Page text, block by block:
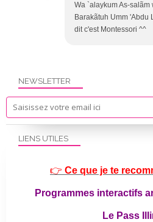
Wa `alaykum As-
Barakãtuh Umm 'Abdu
dit c'est Montessori ^^
NEWSLETTER
LIENS UTILES
👉 Ce que je te
Programmes interactifs
Le Pass